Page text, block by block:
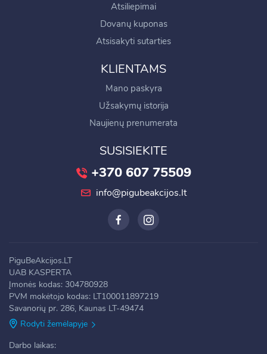
Atsiliepimai
Dovanų kuponas
Atsisakyti sutarties
KLIENTAMS
Mano paskyra
Užsakymų istorija
Naujienų prenumerata
SUSISIEKITE
+370 607 75509
info@pigubeakcijos.lt
PiguBeAkcijos.LT
UAB KASPERTA
Įmonės kodas: 304780928
PVM mokėtojo kodas: LT100011897219
Savanorių pr. 286, Kaunas LT-49474
Rodyti žemėlapyje
Darbo laikas: